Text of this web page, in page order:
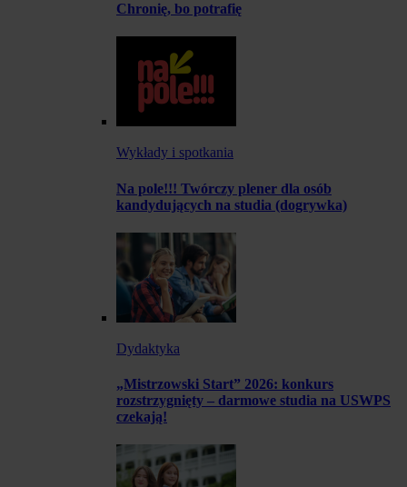
Chronię, bo potrafię
Wykłady i spotkania
Na pole!!! Twórczy plener dla osób
kandydujących na studia (dogrywka)
Dydaktyka
„Mistrzowski Start” 2026: konkurs
rozstrzygnięty – darmowe studia na USWPS
czekają!